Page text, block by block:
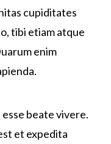
cupiditates
tibi etiam atque
enim
beate vivere.
et expedita